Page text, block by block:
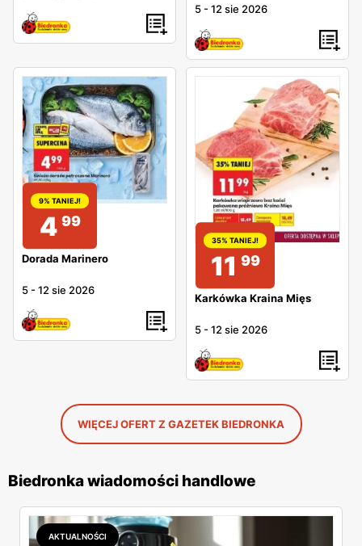
5 -12 sie 2026
9% TANIEJ!
4 99
Dorada Marinero
5 -12 sie 2026
35% TANIEJ!
11 99
Karkówka Kraina Mięs
5 -12 sie 2026
WIĘCEJ OFERT Z GAZETEK BIEDRONKA
Biedronka wiadomości handlowe
AKTUALNOŚCI